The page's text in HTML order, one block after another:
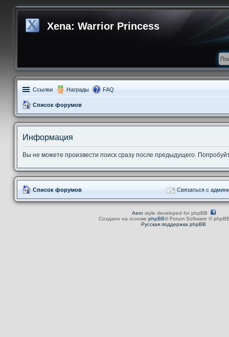
Xena: Warrior Princess
Ссылки Награды FAQ
Список форумов
Информация
Вы не можете произвести поиск сразу после предыдущего.
Список форумов Связаться с
Aerostyle developed for phpBB
Создано на основе phpBB® Forum Software ©
Русская поддержка phpBB